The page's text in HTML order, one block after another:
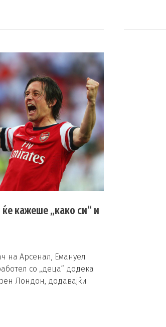
кажеше „како си“ и
на Арсенал, Емануел
со „деца“ додека
Лондон, додавајќи